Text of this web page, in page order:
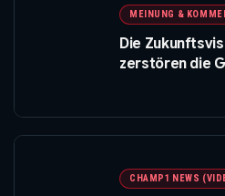
MEINUNG &
Die
zerstören die
CHAMP1 NEWS